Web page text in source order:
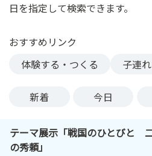
日を指定して検索できます。
おすすめリンク
体験する・つくる
子連
新着 今日
テーマ展示「戦国のひとびと
の秀頼」